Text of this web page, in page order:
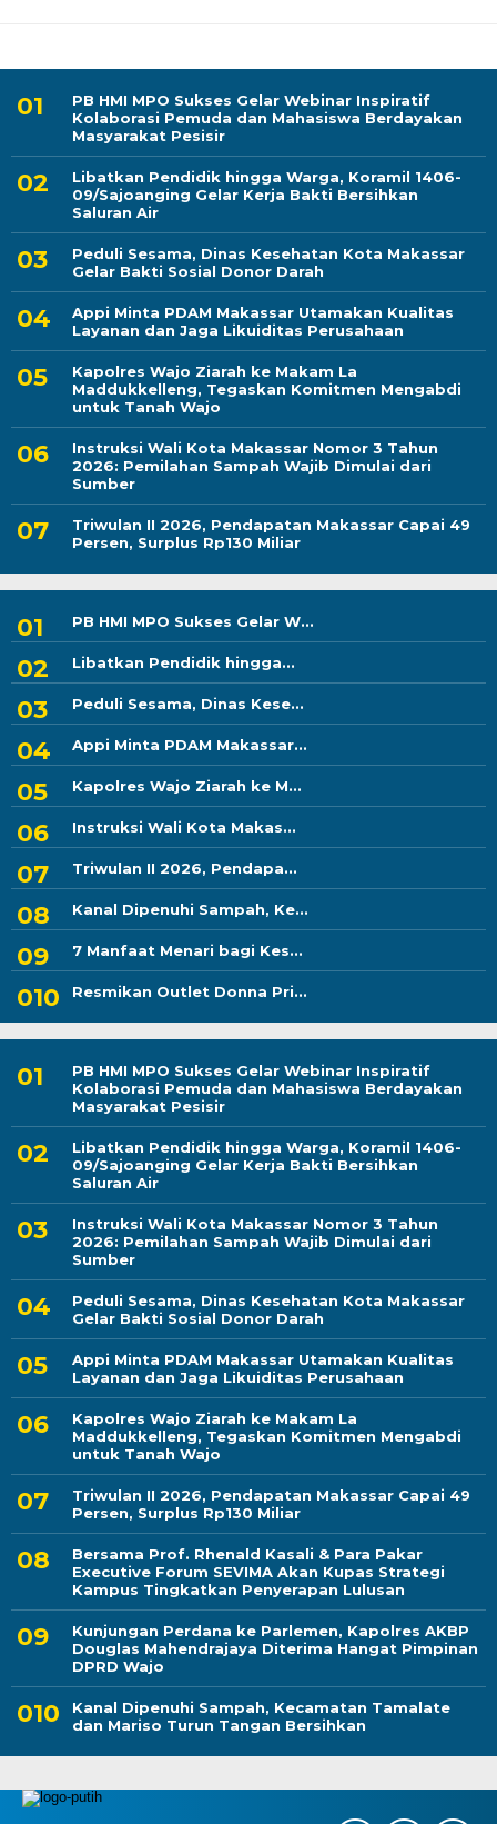
PB HMI MPO Sukses Gelar Webinar Inspiratif
Kolaborasi Pemuda dan Mahasiswa Berdayakan
Masyarakat Pesisir
Libatkan Pendidik hingga Warga, Koramil 1406-
09/Sajoanging Gelar Kerja Bakti Bersihkan
Saluran Air
Peduli Sesama, Dinas Kesehatan Kota Makassar
Gelar Bakti Sosial Donor Darah
Appi Minta PDAM Makassar Utamakan Kualitas
Layanan dan Jaga Likuiditas Perusahaan
Kapolres Wajo Ziarah ke Makam La
Maddukkelleng, Tegaskan Komitmen Mengabdi
untuk Tanah Wajo
Instruksi Wali Kota Makassar Nomor 3 Tahun
2026: Pemilahan Sampah Wajib Dimulai dari
Sumber
Triwulan II 2026, Pendapatan Makassar Capai 49
Persen, Surplus Rp130 Miliar
PB HMI MPO Sukses Gelar W...
Libatkan Pendidik hingga...
Peduli Sesama, Dinas Kese...
Appi Minta PDAM Makassar...
Kapolres Wajo Ziarah ke M...
Instruksi Wali Kota Makas...
Triwulan II 2026, Pendapa...
Kanal Dipenuhi Sampah, Ke...
7 Manfaat Menari bagi Kes...
Resmikan Outlet Donna Pri...
PB HMI MPO Sukses Gelar Webinar Inspiratif
Kolaborasi Pemuda dan Mahasiswa Berdayakan
Masyarakat Pesisir
Libatkan Pendidik hingga Warga, Koramil 1406-
09/Sajoanging Gelar Kerja Bakti Bersihkan
Saluran Air
Instruksi Wali Kota Makassar Nomor 3 Tahun
2026: Pemilahan Sampah Wajib Dimulai dari
Sumber
Peduli Sesama, Dinas Kesehatan Kota Makassar
Gelar Bakti Sosial Donor Darah
Appi Minta PDAM Makassar Utamakan Kualitas
Layanan dan Jaga Likuiditas Perusahaan
Kapolres Wajo Ziarah ke Makam La
Maddukkelleng, Tegaskan Komitmen Mengabdi
untuk Tanah Wajo
Triwulan II 2026, Pendapatan Makassar Capai 49
Persen, Surplus Rp130 Miliar
Bersama Prof. Rhenald Kasali & Para Pakar
Executive Forum SEVIMA Akan Kupas Strategi
Kampus Tingkatkan Penyerapan Lulusan
Kunjungan Perdana ke Parlemen, Kapolres AKBP
Douglas Mahendrajaya Diterima Hangat Pimpinan
DPRD Wajo
Kanal Dipenuhi Sampah, Kecamatan Tamalate
dan Mariso Turun Tangan Bersihkan